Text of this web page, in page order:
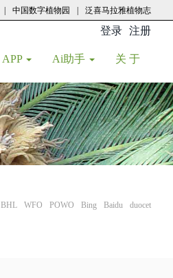
中国数字植物园 泛喜马拉雅植物志
登录 注册
APP Ai助手 关 于
BHL WFO POWO Bing Baidu duocet